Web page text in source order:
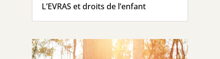
L’EVRAS et droits de l’enfant